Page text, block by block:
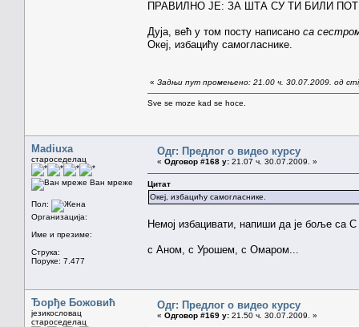
ПРАВИЛНО ЈЕ: ЗА ШТА СУ ТИ БИЛИ
Дуја, већ у том посту написано са
Океј, избацићу самогласнике.
« Задњи пут промењено: 21.00 ч. 30.07.2009. од
Sve se moze kad se hoce.
Madiuxa
староседелац
Ван мреже
Пол:
Организација:
Име и презиме:
Струка:
Поруке: 7.477
Одг: Предлог о видео курсу
« Одговор #168 у: 21.07 ч. 30.07.2009. »
Цитат
Океј, избацићу самогласнике.
Немој избацивати, напиши да је боље са
с Аном, с Урошем, с Омаром...
Ђорђе Божовић
језикословац
староседелац
Одг: Предлог о видео курсу
« Одговор #169 у: 21.50 ч. 30.07.2009. »